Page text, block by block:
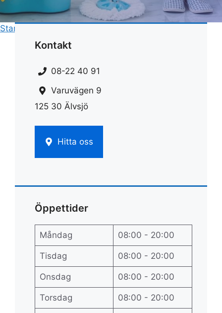
Start
Kontakt
08-22 40 91
Varuvägen 9
125 30 Älvsjö
Hitta oss
Öppettider
Måndag 08:00 - 20:00
Tisdag 08:00 - 20:00
Onsdag 08:00 - 20:00
Torsdag 08:00 - 20:00